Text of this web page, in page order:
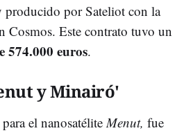
producido por Sateliot con la
Cosmos. Este contrato tuvo un
574.000 euros.
y Minairó'
el nanosatéliteMenut, fue